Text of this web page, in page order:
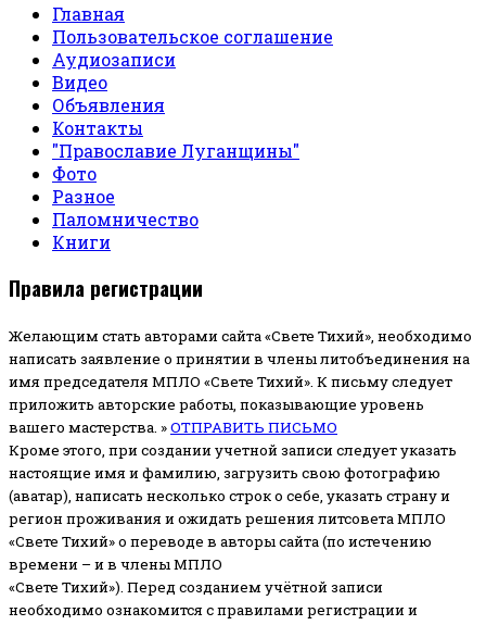
Главная
Пользовательское соглашение
Аудиозаписи
Видео
Объявления
Контакты
"Православие Луганщины"
Фото
Разное
Паломничество
Книги
Правила регистрации
Желающим стать авторами сайта «Свете Тихий», необходимо
написать заявление о принятии в члены литобъединения на
имя председателя МПЛО «Свете Тихий». К письму следует
приложить авторские работы, показывающие уровень
вашего мастерства. »ОТПРАВИТЬ ПИСЬМО
Кроме этого, при создании учетной записи следует указать
настоящие имя и фамилию, загрузить свою фотографию
(аватар), написать несколько строк о себе, указать страну и
регион проживания и ожидать решения литсовета МПЛО
«Свете Тихий» о переводе в авторы сайта (по истечению
времени – и в члены МПЛО
«Свете Тихий»). Перед созданием учётной записи
необходимо ознакомится с правилами регистрации и